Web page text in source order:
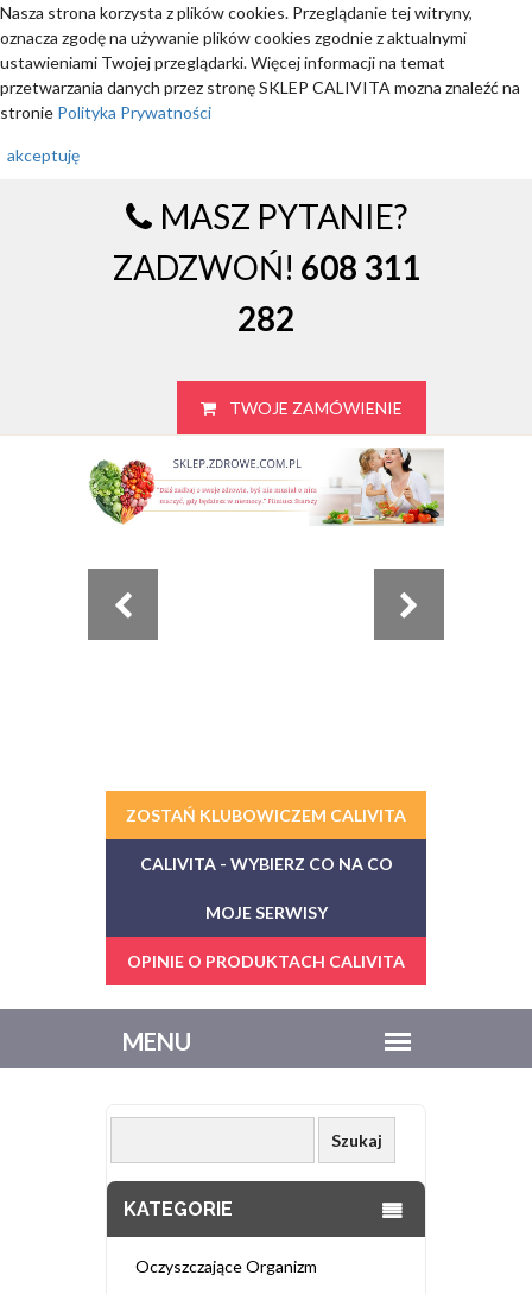
Nasza strona korzysta z plików cookies. Przeglądanie tej witryny,
oznacza zgodę na używanie plików cookies zgodnie z aktualnymi
ustawieniami Twojej przeglądarki. Więcej informacji na temat
przetwarzania danych przez stronę SKLEP CALIVITA mozna znaleźć na
stronie Polityka Prywatności
akceptuję
MASZ PYTANIE?
ZADZWOŃ! 608 311
282
TWOJE ZAMÓWIENIE
ZOSTAŃ KLUBOWICZEM CALIVITA
CALIVITA - WYBIERZ CO NA CO
MOJE SERWISY
OPINIE O PRODUKTACH CALIVITA
KATEGORIE
Oczyszczające Organizm